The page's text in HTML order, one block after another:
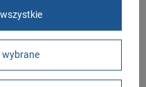
wybrane